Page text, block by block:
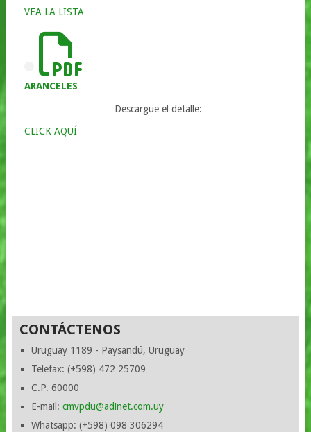
VEA LA LISTA
ARANCELES
Descargue el detalle:
CLICK AQUÍ
CONTÁCTENOS
Uruguay 1189 - Paysandú, Uruguay
Telefax: (+598) 472 25709
C.P. 60000
E-mail: cmvpdu@adinet.com.uy
Whatsapp: (+598) 098 306294